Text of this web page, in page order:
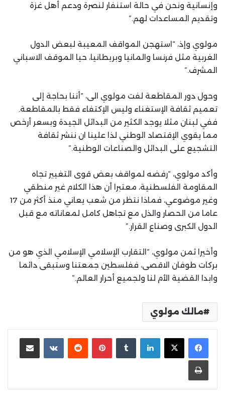
وإنسانية ونحن في حالة استنفار لنصرة ودعم أهل غزة
وتقديم المساعدات لهم.”
مولوي وإذ، “استهجن المواقف المعيبة لبعض الدول
الغربية مثل فرنسا والمانيا وبريطانيا، حيا الموقف الاسباني
المشرف.”
وحول دور المقاطعة لفت مولوي الى، “أننا بحاجة إلى
تعميم ثقافة الإستغناء وليس الإكتفاء فقط بالمقاطعة.
ففي لبنان مثلا يوجد الكثير من البدائل الجيدة وبسعر أرخص
مما يقوي الإقتصاد الوطني لذا علينا ان ننشر ثقافة
التشجيع على البدائل والصناعات الوطنية.”
وأكد مولوي، “رفضه لمواقف بعض قوى التغيير تجاه
المقاومة الفلسطنية، معتبرا أن هذا الكلام غير منطقي
وغير موضوعي، فماذا نتظر من شعب يعاني منذ أكثر من 17
عاما من الحصار والذل مع تجاهل كامل لمعاناته مع قبل
الدول الكبرى وصناع القرار.”
وأخيرا ثمن مولوي، “التقارب الإسلامي الإسلامي الذي هو من
بركات طوفان الاقصى، ففلسطين جمعتنا وستبقى دائما
وابدا القضية الأم لنا ولجميع أحرار العالم.”
مالك مولوي
لينكدإن بينتيريست مشاركة عبر البريد
طباعة